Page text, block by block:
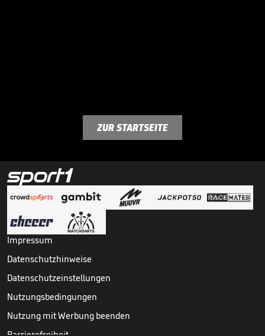
ZUR STARTSEITE
Impressum
Datenschutzhinweise
Datenschutzeinstellungen
Nutzungsbedingungen
Nutzung mit Werbung beenden